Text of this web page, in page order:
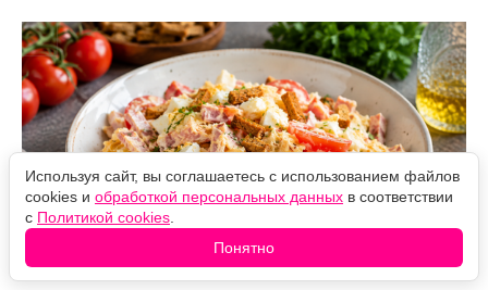
Используя сайт, вы соглашаетесь с использованием файлов
cookies и обработкой персональных данных в соответствии
с Политикой cookies
Понятно